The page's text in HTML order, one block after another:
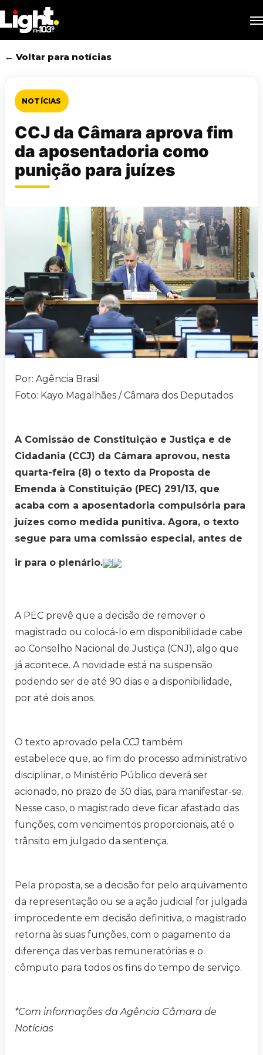
to
main
content
← Voltar para notícias
NOTÍCIAS
CCJ da Câmara aprova fim
da aposentadoria como
punição para juízes
Por: Agência Brasil
Foto: Kayo Magalhães / Câmara dos Deputados
A Comissão de Constituição e Justiça e de
Cidadania (CCJ) da Câmara aprovou, nesta
quarta-feira (8) o texto da Proposta de
Emenda à Constituição (PEC) 291/13, que
acaba com a aposentadoria compulsória para
juízes como medida punitiva. Agora, o texto
segue para uma comissão especial, antes de
ir para o plenário.
A PEC prevê que a decisão de remover o
magistrado ou colocá-lo em disponibilidade cabe
ao Conselho Nacional de Justiça (CNJ), algo que
já acontece. A novidade está na suspensão
podendo ser de até 90 dias e a disponibilidade,
por até dois anos.
O texto aprovado pela CCJ também
estabelece que, ao fim do processo administrativo
disciplinar, o Ministério Público deverá ser
acionado, no prazo de 30 dias, para manifestar-se.
Nesse caso, o magistrado deve ficar afastado das
funções, com vencimentos proporcionais, até o
trânsito em julgado da sentença.
Pela proposta, se a decisão for pelo arquivamento
da representação ou se a ação judicial for julgada
improcedente em decisão definitiva, o magistrado
retorna às suas funções, com o pagamento da
diferença das verbas remuneratórias e o
cômputo para todos os fins do tempo de serviço.
*Com informações da Agência Câmara de
Notícias